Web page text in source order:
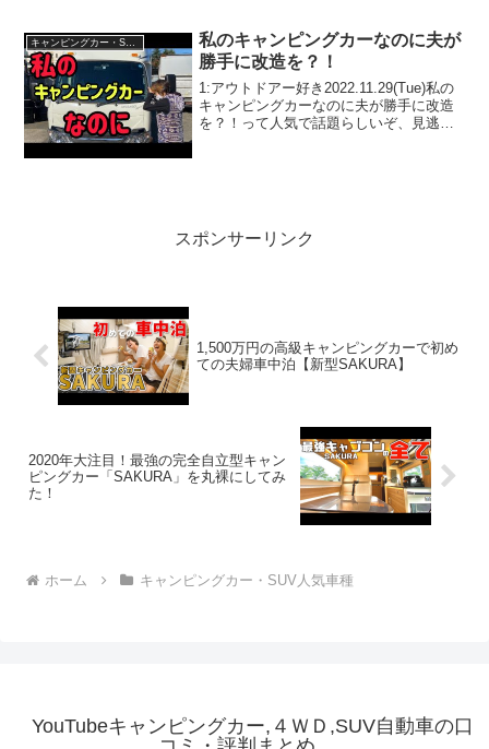
私のキャンピングカーなのに夫が
勝手に改造を？！
1:アウトドアー好き2022.11.29(Tue)私の
キャンピングカーなのに夫が勝手に改造
を？！って人気で話題らしいぞ、見逃さ
スポンサーリンク
1,500万円の高級キャンピングカーで初め
ての夫婦車中泊【新型SAKURA】
2020年大注目！最強の完全自立型キャン
ピングカー「SAKURA」を丸裸にしてみ
た！
ホーム キャンピングカー・SUV人気車種
YouTubeキャンピングカー,４ＷＤ,SUV自動車の口